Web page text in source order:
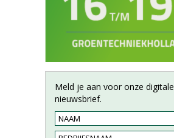
Meld je aan voor onze digitale
nieuwsbrief.